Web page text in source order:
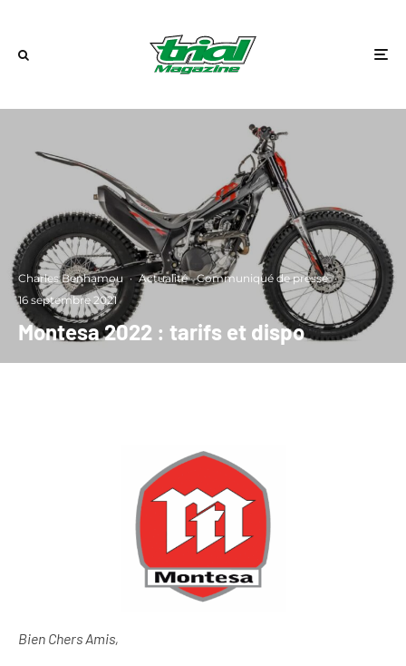
Charles Benhamou · Actualité Communiqué de presse ·
16 septembre 2021
Montesa 2022 : tarifs et dispo
Bien Chers Amis,